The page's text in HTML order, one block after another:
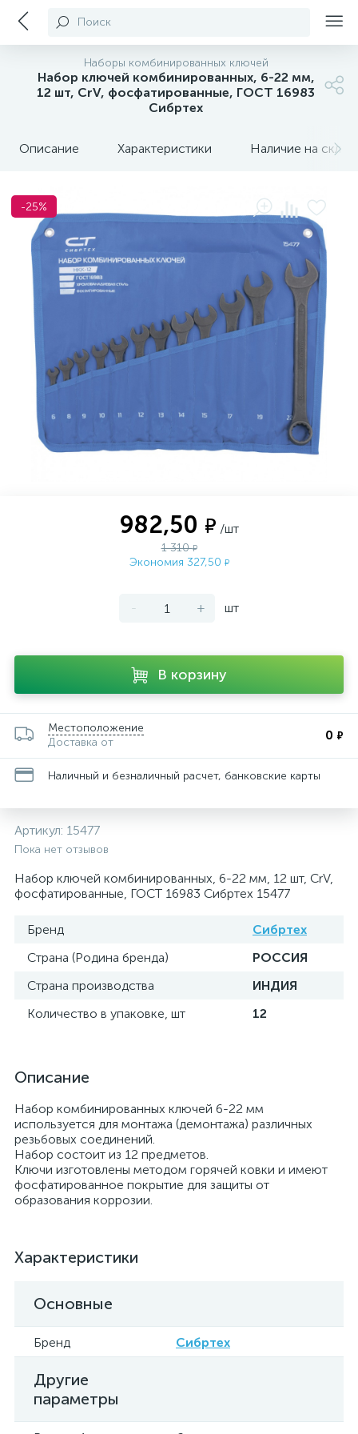
Поиск
Наборы комбинированных ключей
Набор ключей комбинированных, 6-22 мм,
12 шт, CrV, фосфатированные, ГОСТ 16983
Сибртех
Описание Характеристики Наличие на
-25%
982,50 ₽ /шт
1 310₽
Экономия 327,50 ₽
- + шт
В корзину
Местоположение
Доставка от
0 ₽
Наличный и безналичный расчет, банковские карты
Артикул: 15477
Пока нет отзывов
Набор ключей комбинированных, 6-22 мм, 12 шт, CrV,
фосфатированные, ГОСТ 16983 Сибртех 15477
Бренд
Сибртех
Страна (Родина бренда)
РОССИЯ
Страна производства
ИНДИЯ
Количество в упаковке, шт
12
Описание
Набор комбинированных ключей 6-22 мм
используется для монтажа (демонтажа) различных
резьбовых соединений.
Набор состоит из 12 предметов.
Ключи изготовлены методом горячей ковки и имеют
фосфатированное покрытие для защиты от
образования коррозии.
Характеристики
Основные
Бренд Сибртех
Другие
параметры